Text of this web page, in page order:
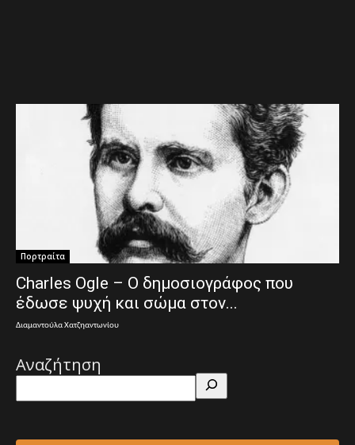
Πορτραίτα
Charles Ogle – Ο δημοσιογράφος που
έδωσε ψυχή και σώμα στον...
Διαμαντούλα Χατζηαντωνίου
Αναζήτηση